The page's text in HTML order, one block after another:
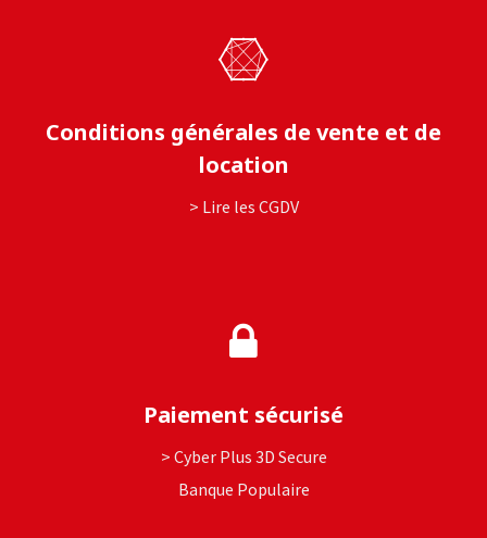
Conditions générales de vente et de
location
> Lire les CGDV
Paiement sécurisé
> Cyber Plus 3D Secure
Banque Populaire